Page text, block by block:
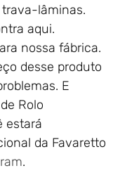
lâminas.
aqui.
nossa fábrica.
desse produto
E
Rolo
estará
da Favaretto
.